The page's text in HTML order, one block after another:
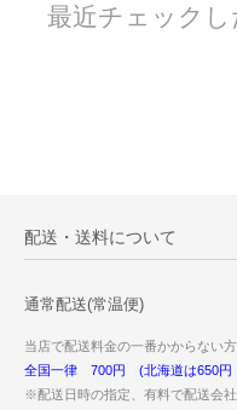
最近チェック
配送・送料について
通常配送(常温便)
当店で配送料金の一番かからない
全国一律 700円 (北海道は650円
※配送日時の指定、有料で配送会